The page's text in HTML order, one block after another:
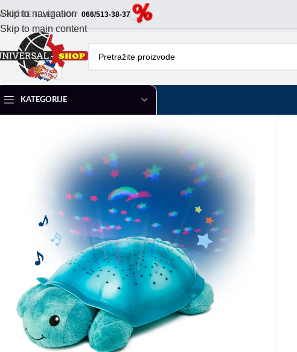
Skip to navigation
Skip to main content
TELEFONOM 066/513-38-37
KATEGORIJE